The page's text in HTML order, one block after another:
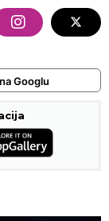
Googlu